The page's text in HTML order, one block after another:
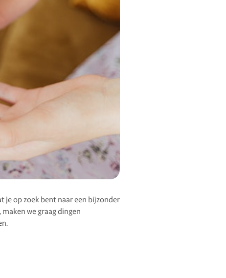
je op zoek bent naar een bijzonder
we graag dingen